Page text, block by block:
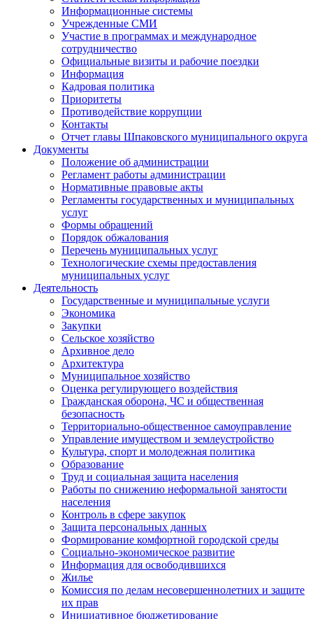
Информационные системы
Учрежденные СМИ
Участие в программах и международное
сотрудничество
Официальные визиты и рабочие поездки
Информация
Кадровая политика
Приоритеты
Противодействие коррупции
Контакты
Отчет главы Шпаковского муниципального округа
Документы
Положение об администрации
Регламент работы администрации
Нормативные правовые акты
Регламенты государственных и муниципальных
услуг
Формы обращений
Порядок обжалования
Перечень муниципальных услуг
Технологические схемы предоставления
муниципальных услуг
Деятельность
Государственные и муниципальные услуги
Экономика
Закупки
Сельское хозяйство
Архивное дело
Архитектура
Муниципальное хозяйство
Оценка регулирующего воздействия
Гражданская оборона, ЧС и общественная
безопасность
Территориально-общественное самоуправление
Управление имуществом и землеустройство
Культура, спорт и молодежная политика
Образование
Труд и социальная защита населения
Работы по снижению неформальной занятости
населения
Контроль в сфере закупок
Защита персональных данных
Формирование комфортной городской среды
Социально-экономическое развитие
Информация для освободившихся
Жилье
Комиссия по делам несовершеннолетних и защите
их прав
Инициативное бюджетирование